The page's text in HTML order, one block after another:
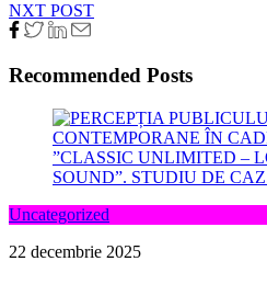
NXT POST
Recommended Posts
Uncategorized
22 decembrie 2025